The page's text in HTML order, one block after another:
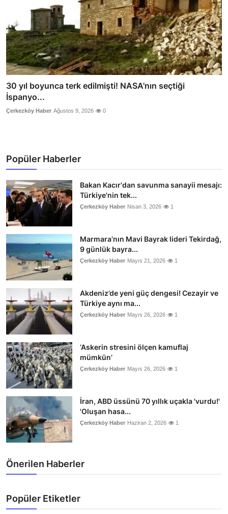
30 yıl boyunca terk edilmişti! NASA'nın seçtiği
İspanyo...
Çerkezköy Haber Ağustos 9, 2026 0
Popüler Haberler
Bakan Kacır'dan savunma sanayii mesajı:
Türkiye'nin tek...
Çerkezköy Haber Nisan 3, 2026 1
Marmara’nın Mavi Bayrak lideri Tekirdağ,
9 günlük bayra...
Çerkezköy Haber Mayıs 21, 2026 1
Akdeniz’de yeni güç dengesi! Cezayir ve
Türkiye aynı ma...
Çerkezköy Haber Mayıs 26, 2026 1
‘Askerin stresini ölçen kamuflaj
mümkün’
Çerkezköy Haber Mayıs 26, 2026 1
İran, ABD üssünü 70 yıllık uçakla 'vurdu!'
'Oluşan hasa...
Çerkezköy Haber Haziran 2, 2026 1
Önerilen Haberler
Popüler Etiketler